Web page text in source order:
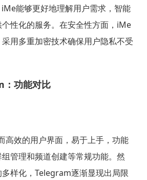
能够更好地理解用户需求，智能
性化的服务。在安全性方面，iMe
用多重加密技术确保用户隐私不受
功能对比
高效的用户界面，易于上手，功能
管理和频道创建等常规功能。然
样化，Telegram逐渐显现出局限